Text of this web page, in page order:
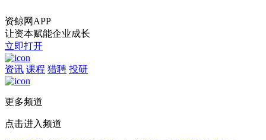
资鲸网APP
让资本赋能企业成长
立即打开
资讯 课程 猎聘 投研
更多频道
点击进入频道